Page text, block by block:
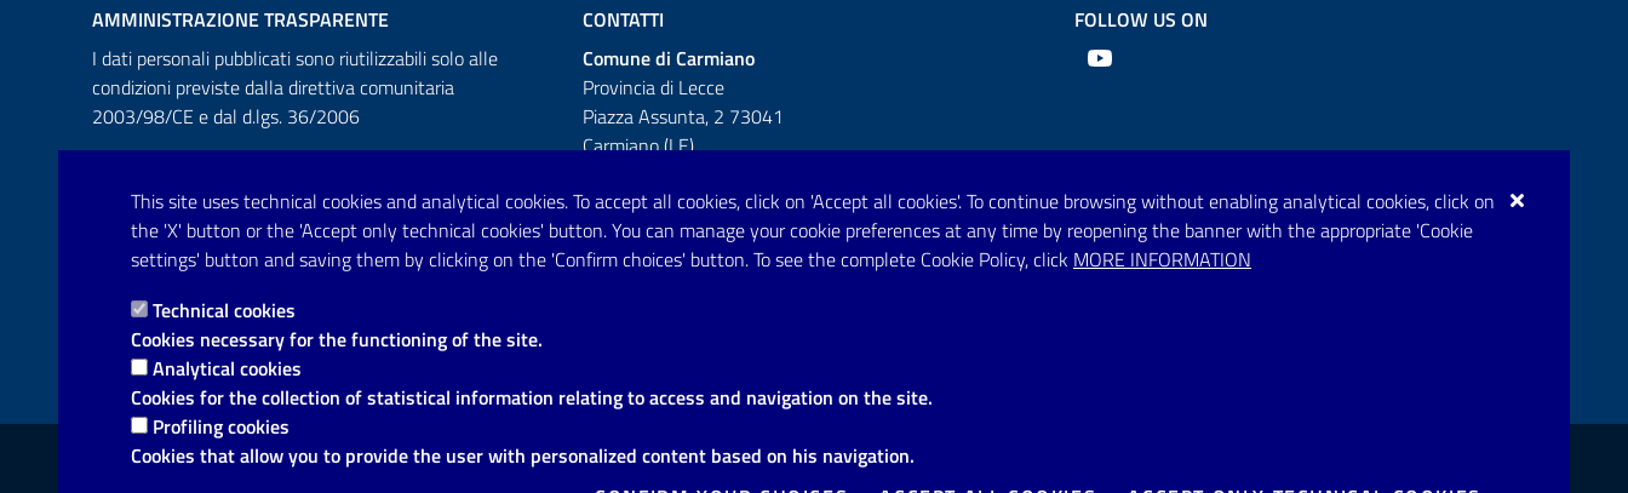
This site uses technical cookies and analytical cookies. To accept all cookies, click on 'Accept all cookies'. To continue browsing without enabling analytical cookies, click on
the 'X' button or the 'Accept only technical cookies' button. You can manage your cookie preferences at any time by reopening the banner with the appropriate 'Cookie
settings' button and saving them by clicking on the 'Confirm choices' button. To see the complete Cookie Policy, click MORE INFORMATION
Technical cookies
Cookies necessary for the functioning of the site.
Analytical cookies
Cookies for the collection of statistical information relating to access and navigation on the site.
Profiling cookies
Cookies that allow you to provide the user with personalized content based on his navigation.
AMMINISTRAZIONE TRASPARENTE
I dati personali pubblicati sono riutilizzabili solo alle
condizioni previste dalla direttiva comunitaria
2003/98/CE e dal d.lgs. 36/2006
CONTATTI
Comune di Carmiano
Provincia di Lecce
Piazza Assunta, 2 73041
Carmiano (LE)
Telefono: 0832 600001
Posta Elettronica Certificata:
FOLLOW US ON
Link utili Dichiarazione di accessibilità Note legali Richiesta di assistenza